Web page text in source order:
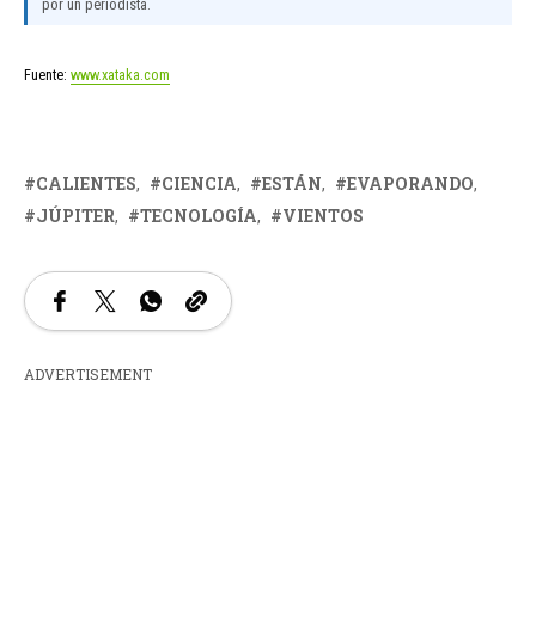
por un periodista.
Fuente: www.xataka.com
CALIENTES CIENCIA ESTÁN
EVAPORANDO
JÚPITER
TECNOLOGÍA VIENTOS
ADVERTISEMENT